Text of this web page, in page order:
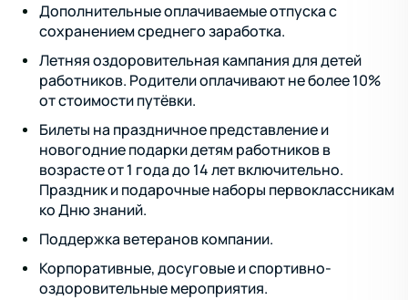
Дополнительные оплачиваемые отпуска с
сохранением среднего заработка.
Летняя оздоровительная кампания для детей
работников. Родители оплачивают не более 10%
от стоимости путёвки.
Билеты на праздничное представление и
новогодние подарки детям работников в
возрасте от 1 года до 14 лет включительно.
Праздник и подарочные наборы первоклассникам
ко Дню знаний.
Поддержка ветеранов компании.
Корпоративные, досуговые и спортивно-
оздоровительные мероприятия.